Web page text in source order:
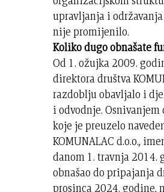
upravljanja i
nije promijenilo.
Koliko dugo obnašate
Od 1. ožujka 2009.
direktora društva
razdoblju obavljalo i
i odvodnje. Osnivanjem
koje je preuzelo
KOMUNALAC d.o.o.,
danom 1. travnja 2014.
obnašao do pripajanja
prosinca 2024. godine,